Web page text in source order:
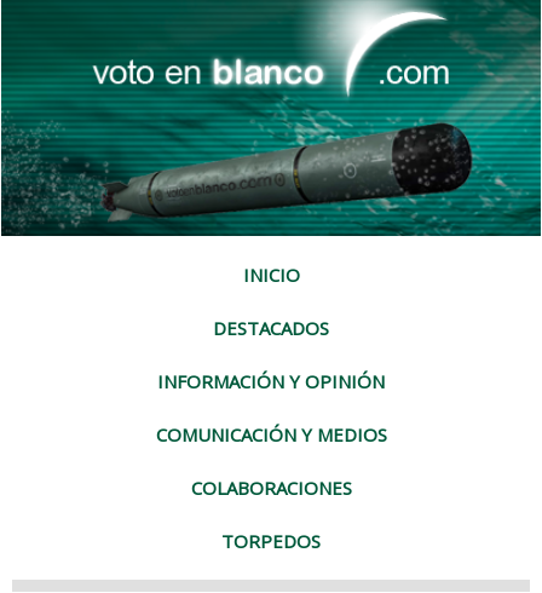
INICIO
DESTACADOS
INFORMACIÓN Y OPINIÓN
COMUNICACIÓN Y MEDIOS
COLABORACIONES
TORPEDOS